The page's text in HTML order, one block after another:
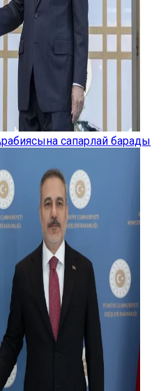
сапарлай барады